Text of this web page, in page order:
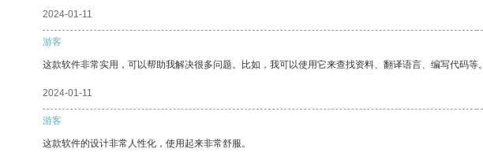
2024-01-11
游客
这款软件非常实用，可以帮助我解决很多问题。比如，我可以使用它来查找资料、翻译语言、编写代码等。
2024-01-11
游客
这款软件的设计非常人性化，使用起来非常舒服。